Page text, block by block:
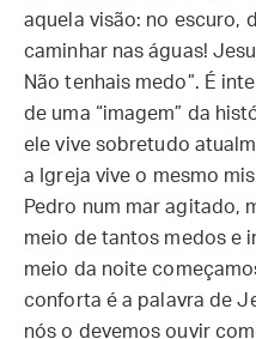
aquela visão: no escuro,
caminhar nas águas!
Não tenhais medo”. É
de uma “imagem” da
ele vive sobretudo
a Igreja vive o mesmo
Pedro num mar agitado,
meio de tantos medos e
meio da noite
conforta é a palavra de
nós o devemos ouvir